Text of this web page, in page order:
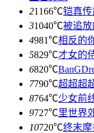
21166℃铠真传
31040℃被追
4981℃相反的
5829℃才女的
6820℃
7790℃超超超
8764℃少女前
9727℃里世界
10720℃终末